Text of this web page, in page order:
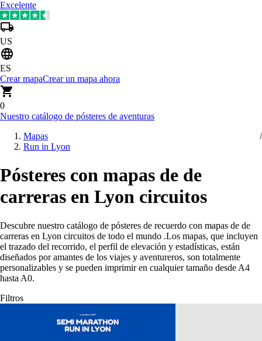
Excelente
US
ES
Crear mapaCrear un mapa ahora
0
Nuestro catálogo de pósteres de aventuras
Mapas
Run in Lyon
Pósteres con mapas de de
carreras en Lyon circuitos
Descubre nuestro catálogo de pósteres de recuerdo con mapas de de
carreras en Lyon circuitos de todo el mundo .Los mapas, que incluyen
el trazado del recorrido, el perfil de elevación y estadísticas, están
diseñados por amantes de los viajes y aventureros, son totalmente
personalizables y se pueden imprimir en cualquier tamaño desde A4
hasta A0.
Filtros